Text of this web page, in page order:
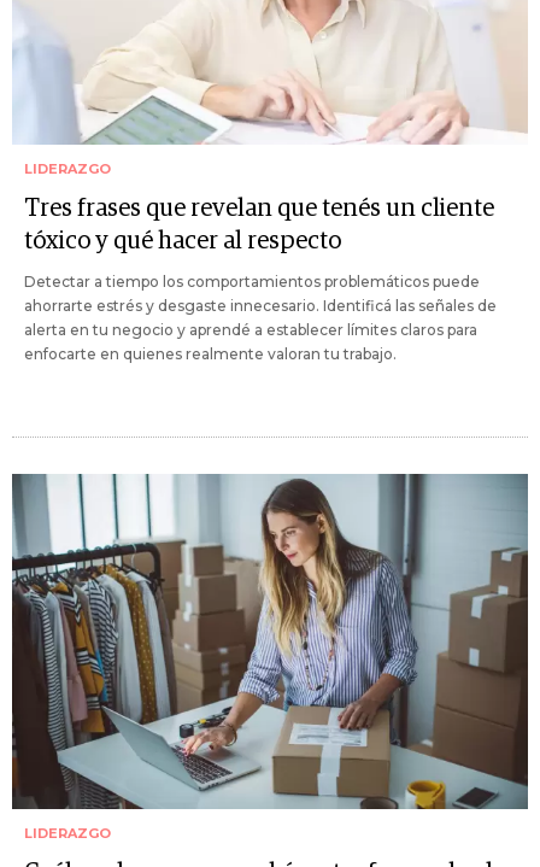
LIDERAZGO
Tres frases que revelan que tenés un cliente
tóxico y qué hacer al respecto
Detectar a tiempo los comportamientos problemáticos puede
ahorrarte estrés y desgaste innecesario. Identificá las señales de
alerta en tu negocio y aprendé a establecer límites claros para
enfocarte en quienes realmente valoran tu trabajo.
LIDERAZGO